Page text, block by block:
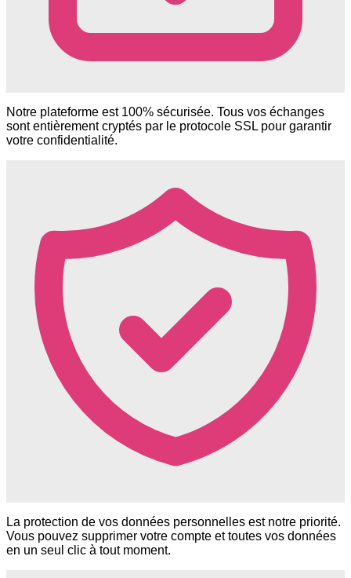
Notre plateforme est 100% sécurisée. Tous vos échanges
sont entièrement cryptés par le protocole SSL pour garantir
votre confidentialité.
La protection de vos données personnelles est notre priorité.
Vous pouvez supprimer votre compte et toutes vos données
en un seul clic à tout moment.